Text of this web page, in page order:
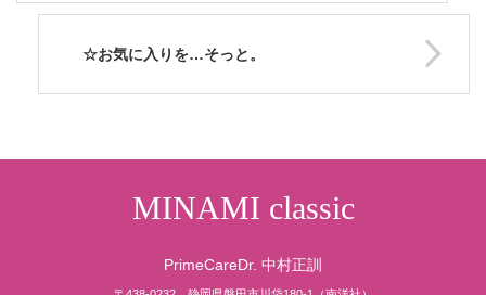
☆お気に入りを…そっと。
MINAMI classic
PrimeCareDr. 中村正訓